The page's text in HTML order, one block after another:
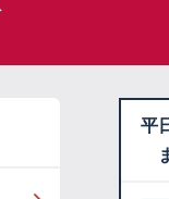
平